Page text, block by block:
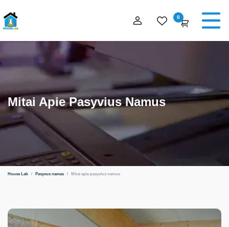
0
Mitai Apie Pasyvius Namus
House Lab / Pasyvus namas / Mitai apie pasyvius namus